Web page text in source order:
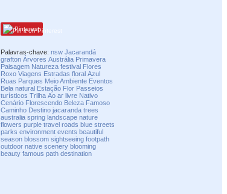
Pinterest
Palavras-chave:nsw Jacarandá
grafton Árvores Austrália Primavera
Paisagem Natureza festival Flores
Roxo Viagens Estradas floral Azul
Ruas Parques Meio Ambiente Eventos
Bela natural Estação Flor Passeios
turísticos Trilha Ao ar livre Nativo
Cenário Florescendo Beleza Famoso
Caminho Destino jacaranda trees
australia spring landscape nature
flowers purple travel roads blue streets
parks environment events beautiful
season blossom sightseeing footpath
outdoor native scenery blooming
beauty famous path destination